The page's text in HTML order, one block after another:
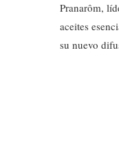
Pranarôm,
aceites
su nuevo